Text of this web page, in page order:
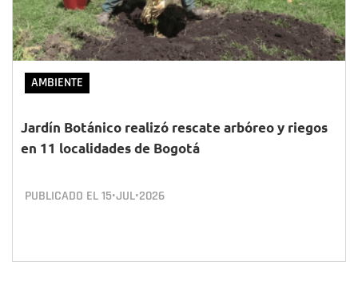
AMBIENTE
Jardín Botánico realizó rescate arbóreo y riegos
en 11 localidades de Bogotá
PUBLICADO EL15•JUL•2026